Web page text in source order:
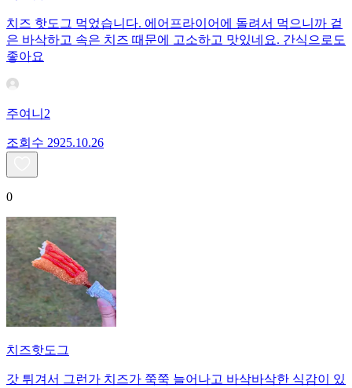
치즈 핫도그 먹었습니다. 에어프라이어에 돌려서 먹으니까 겉
은 바삭하고 속은 치즈 때문에 고소하고 맛있네요. 간식으로도
좋아요
주여니2
조회수 2925.10.26
0
치즈핫도그
갓 튀겨서 그런가 치즈가 쭉쭉 늘어나고 바삭바삭한 식감이 있